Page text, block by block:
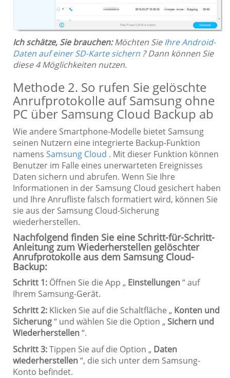
Ich schätze, Sie brauchen:Möchten SieIhre Android-
Daten auf einer SD-Karte sichern ? Dann können Sie
diese 4 Möglichkeiten nutzen.
Methode 2. So rufen Sie gelöschte
Anrufprotokolle auf Samsung ohne
PC über Samsung Cloud Backup ab
Wie andere Smartphone-Modelle bietet Samsung
seinen Nutzern eine integrierte Backup-Funktion
namens Samsung Cloud . Mit dieser Funktion können
Benutzer im Falle eines unerwarteten Ereignisses
Daten sichern und abrufen. Wenn Sie Ihre
Informationen in der Samsung Cloud gesichert haben
und Ihre Anrufliste falsch formatiert wird, können Sie
sie aus der Samsung Cloud-Sicherung
wiederherstellen.
Nachfolgend finden Sie eine Schritt-für-Schritt-
Anleitung zum Wiederherstellen gelöschter
Anrufprotokolle aus dem Samsung Cloud-
Backup:
Schritt 1: Öffnen Sie die App „ Einstellungen“ auf
Ihrem Samsung-Gerät.
Schritt 2: Klicken Sie auf die Schaltfläche „ Konten und
Sicherung“ und wählen Sie die Option „Sichern und
Wiederherstellen“.
Schritt 3:Tippen Sie auf die Option „ Daten
wiederherstellen“, die sich unter dem Samsung-
Konto befindet.